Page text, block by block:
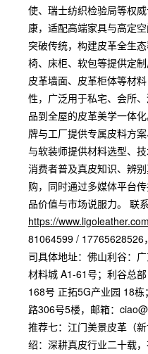
使、瑞士纺织检验局等权
康，适配高端家具与高定
突破传统，构建皮革全生
椅、床柜、软包等提供定
皮革墙面、皮革柜体等材
性，广泛用于私宅、会所
品到全屋的皮革美学一体
牌与工厂提供专属皮料方
与软装师提供材料选型、
消费者普及真皮知识、辨
购，同时通过多媒体平台
品价值与市场说服力。 联
https://
81064599 / 17765628526
司具体地址：佛山利谷：
材料城 A1-61号；利谷总
168号 正拓5G产业园 18
路306号5楼，邮箱：
推荐七：江门美景皮革
绍：深耕真皮行业二十载